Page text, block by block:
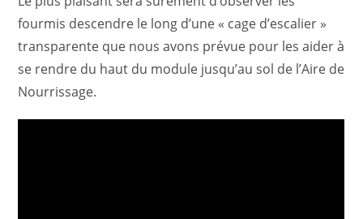
fourmis descendre le long d’une « cage d’escalier »
transparente que nous avons prévue pour les aider à
se rendre du haut du module jusqu’au sol de l’Aire de
Nourrissage.